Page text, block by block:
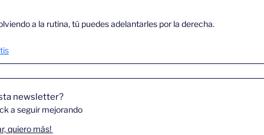
a la rutina, tú puedes adelantarles por la derecha.
newsletter?
a seguir mejorando
quiero más!